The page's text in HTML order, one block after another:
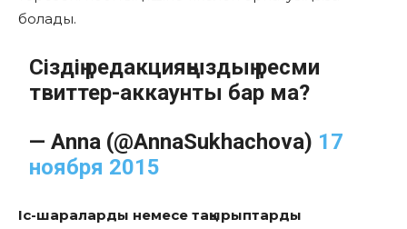
болады.
Сіздің редакцияңыздың ресми
твиттер-аккаунты бар ма?
— Anna (@AnnaSukhachova) 17
ноября 2015
Іс-шараларды немесе тақырыптарды